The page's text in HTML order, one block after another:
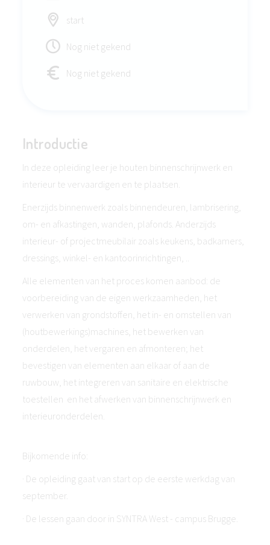
start
Nog niet gekend
Nog niet gekend
Introductie
In deze opleiding leer je houten binnenschrijnwerk en
interieur te vervaardigen en te plaatsen.
Enerzijds binnenwerk zoals binnendeuren, lambrisering,
om- en afkastingen, wanden, plafonds. Anderzijds
interieur- of projectmeubilair zoals keukens, badkamers,
dressings, winkel- en kantoorinrichtingen, ..
Alle elementen van het proces komen aanbod: de
voorbereiding van de eigen werkzaamheden, het
verwerken van grondstoffen, het in- en omstellen van
(houtbewerkings)machines, het bewerken van
onderdelen, het vergaren en afmonteren; het
bevestigen van elementen aan elkaar of aan de
ruwbouw, het integreren van sanitaire en elektrische
toestellen en het afwerken van binnenschrijnwerk en
interieuronderdelen.
Bijkomende info:
· De opleiding gaat van start op de eerste werkdag van
september.
· De lessen gaan door in SYNTRA West - campus Brugge.